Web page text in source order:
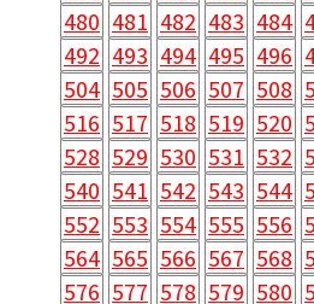
480 481 482 483 484
492 493 494 495 496
504 505 506 507 508
516 517 518 519 520
528 529 530 531 532
540 541 542 543 544
552 553 554 555 556
564 565 566 567 568
576 577 578 579 580